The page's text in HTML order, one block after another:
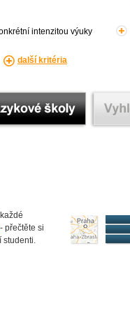
intenzitou výuky
další kritéria
- přečtěte si
studenti.